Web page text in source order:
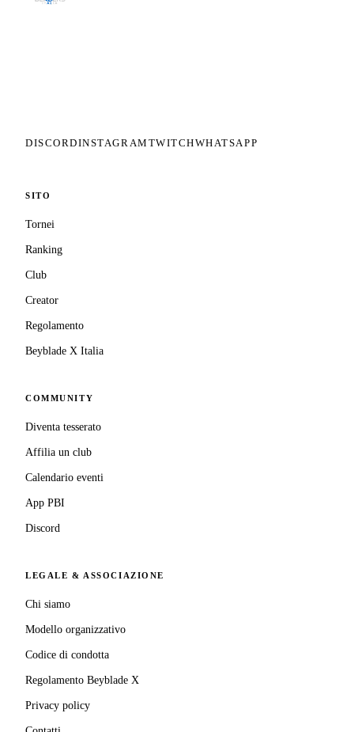
DISCORDINSTAGRAM TWITCHWHATSAPP
SITO
Tornei
Ranking
Club
Creator
Regolamento
Beyblade X Italia
COMMUNITY
Diventa tesserato
Affilia un club
Calendario eventi
App PBI
Discord
LEGALE & ASSOCIAZIONE
Chi siamo
Modello organizzativo
Codice di condotta
Regolamento Beyblade X
Privacy policy